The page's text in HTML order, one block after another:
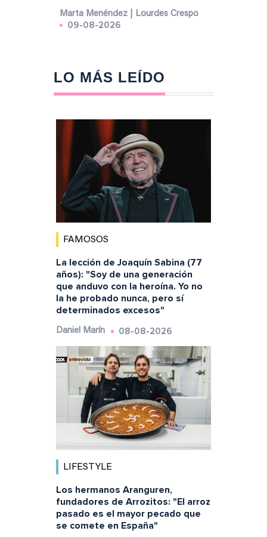
Marta Menéndez | Lourdes Crespo
09-08-2026
LO MÁS LEÍDO
FAMOSOS
La lección de Joaquín Sabina (77
años): "Soy de una generación
que anduvo con la heroína. Yo no
la he probado nunca, pero sí
determinados excesos"
Daniel Marín 08-08-2026
LIFESTYLE
Los hermanos Aranguren,
fundadores de Arrozitos: "El arroz
pasado es el mayor pecado que
se comete en España"